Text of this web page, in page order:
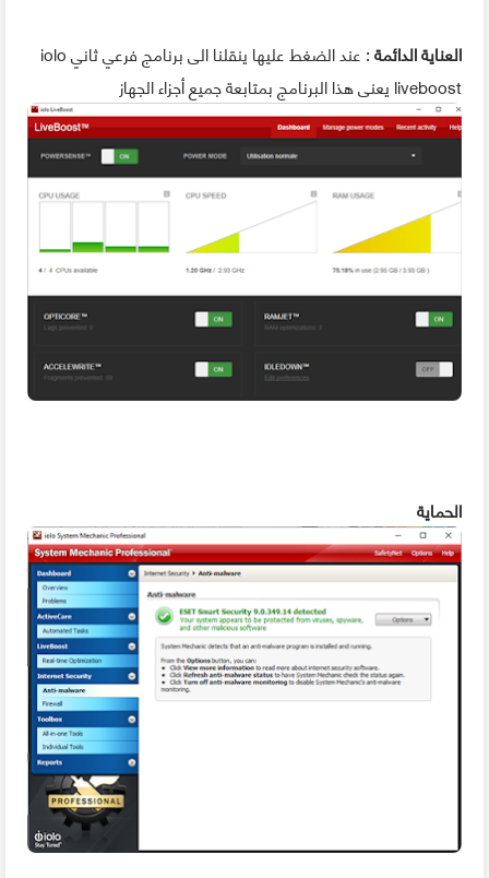
العناية الدائمة
: عند الضغط عليها ينقلنا الى برنامج فرعي ثاني iolo
liveboost يعنى هذا البرنامج بمتابعة جميع أجزاء الجهاز
الحماية